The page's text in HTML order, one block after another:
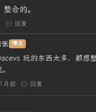
合的。
回复
张 博主
玩的东西太多，都想
月前 回复